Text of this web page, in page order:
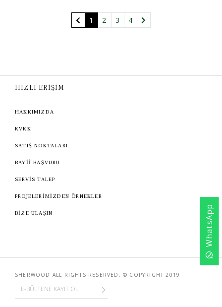
1 (current)
2 3 4
WhatsApp
HIZLI ERİŞİM
HAKKIMIZDA
KVKK
SATIŞ NOKTALARI
BAYİİ BAŞVURU
SERVİS TALEP
PROJELERİMİZDEN ÖRNEKLER
BİZE ULAŞIN
SHERWOOD ALL RIGHTS RESERVED. © COPYRIGHT 2019